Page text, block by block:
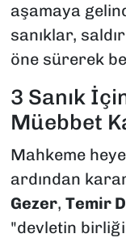
aşamaya
sanıklar,
öne sürerek
3 Sanık
Müebbet
Mahkeme
ardından
Gezer, Temir
"devletin